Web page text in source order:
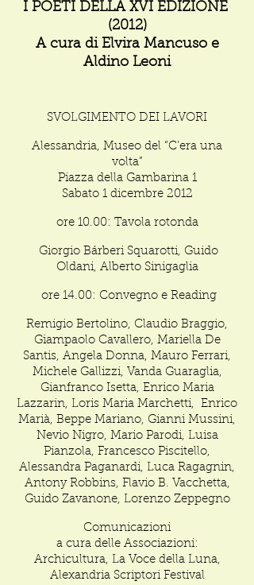
I POETI DELLA XVI EDIZIONE
(2012)
A cura di Elvira Mancuso e
Aldino Leoni
SVOLGIMENTO DEI LAVORI
Alessandria, Museo del “C’era una
volta”
Piazza della Gambarina 1
Sabato 1 dicembre 2012
ore 10.00: Tavola rotonda
Giorgio Bárberi Squarotti, Guido
Oldani, Alberto Sinigaglia
ore 14.00: Convegno e Reading
Remigio Bertolino, Claudio Braggio,
Giampaolo Cavallero, Mariella De
Santis, Angela Donna, Mauro Ferrari,
Michele Gallizzi, Vanda Guaraglia,
Gianfranco Isetta, Enrico Maria
Lazzarin, Loris Maria Marchetti, Enrico
Marià, Beppe Mariano, Gianni Mussini,
Nevio Nigro, Mario Parodi, Luisa
Pianzola, Francesco Piscitello,
Alessandra Paganardi, Luca Ragagnin,
Antony Robbins, Flavio B. Vacchetta,
Guido Zavanone, Lorenzo Zeppegno
Comunicazioni
a cura delle Associazioni:
Archicultura, La Voce della Luna,
Alexandria Scriptori Festival